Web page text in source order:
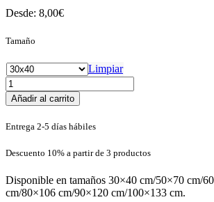
Desde: 8,00€
Tamaño
Limpiar
Basquiat
cantidad
Añadir al carrito
Entrega 2-5 días hábiles
Descuento 10% a partir de 3 productos
Disponible en tamaños 30×40 cm/50×70 cm/
cm/80×106 cm/90×120 cm/100×133 cm.